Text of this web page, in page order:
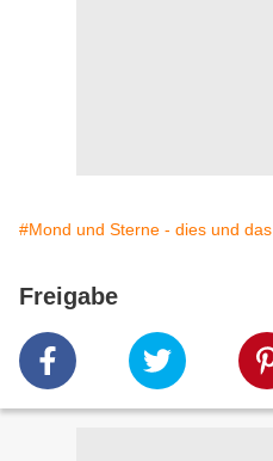
#Mond und Sterne - dies und das
Freigabe